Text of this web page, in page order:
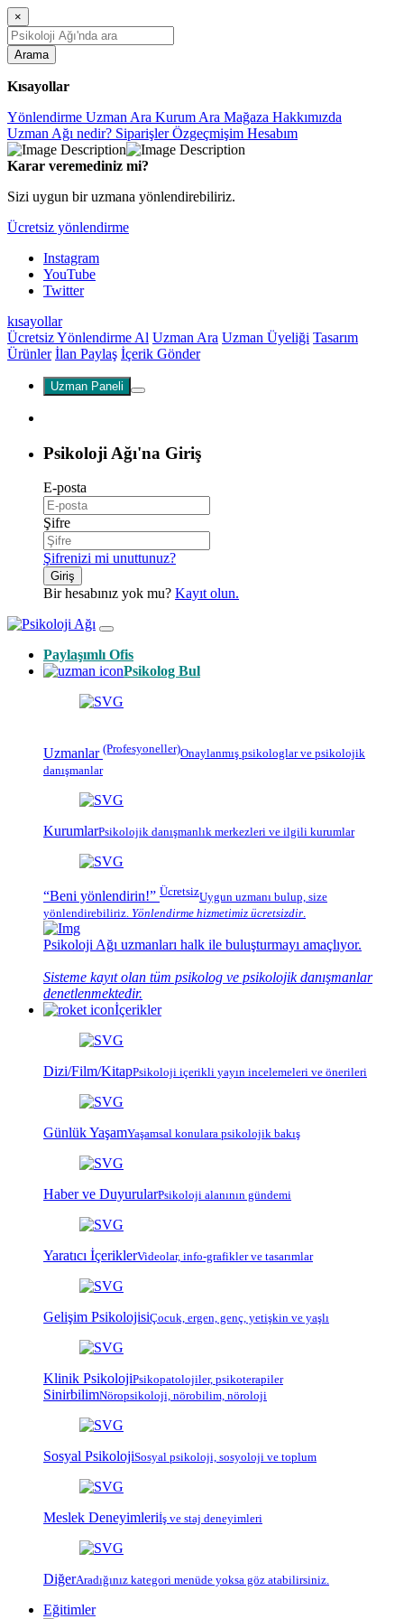
×
Arama
Kısayollar
Yönlendirme Uzman Ara Kurum Ara Mağaza Hakkımızda
Uzman Ağı nedir? SiparişlerÖzgeçmişim Hesabım
Karar veremediniz mi?
Sizi uygun bir uzmana yönlendirebiliriz.
Ücretsiz yönlendirme
Instagram
YouTube
Twitter
kısayollar
Ücretsiz Yönlendirme Al Uzman Ara Uzman Üyeliği Tasarım
Ürünler İlan Paylaş İçerik Gönder
Uzman Paneli
Psikoloji Ağı'na Giriş
E-posta
Şifre
Şifrenizi mi unuttunuz?
Giriş
Bir hesabınız yok mu? Kayıt olun.
Paylaşımlı Ofis
Psikolog Bul
Uzmanlar (Profesyoneller)Onaylanmış psikologlarve psikolojik
danışmanlar
KurumlarPsikolojik danışmanlık merkezleri ve ilgili kurumlar
“Beni yönlendirin!” ÜcretsizUygun uzmanı bulup, size
yönlendirebiliriz. Yönlendirme hizmetimiz ücretsizdir.
Psikoloji Ağı uzmanları halk ile buluşturmayı amaçlıyor.
Sisteme kayıt olan tüm psikolog ve psikolojik danışmanlar
denetlenmektedir.
İçerikler
Dizi/Film/KitapPsikoloji içerikli yayın incelemeleri ve önerileri
Günlük YaşamYaşamsal konulara psikolojik bakış
Haber ve DuyurularPsikoloji alanının gündemi
Yaratıcı İçeriklerVideolar, info-grafikler ve tasarımlar
Gelişim PsikolojisiÇocuk, ergen, genç, yetişkin ve yaşlı
Klinik PsikolojiPsikopatolojiler, psikoterapiler
SinirbilimNöropsikoloji, nörobilim, nöroloji
Sosyal PsikolojiSosyal psikoloji, sosyoloji ve toplum
Meslek Deneyimleriİş ve staj deneyimleri
DiğerAradığınız kategori menüde yoksa göz atabilirsiniz.
Eğitimler